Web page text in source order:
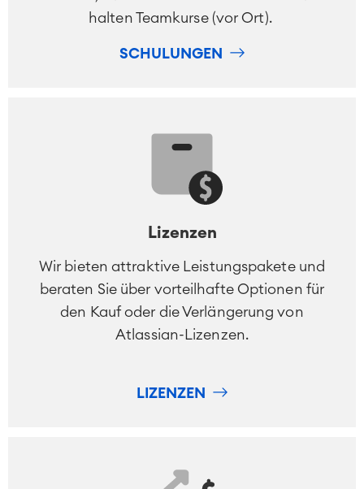
halten Teamkurse (vor Ort).
SCHULUNGEN
Lizenzen
Wir bieten attraktive Leistungspakete und
beraten Sie über vorteilhafte Optionen für
den Kauf oder die Verlängerung von
Atlassian-Lizenzen.
LIZENZEN